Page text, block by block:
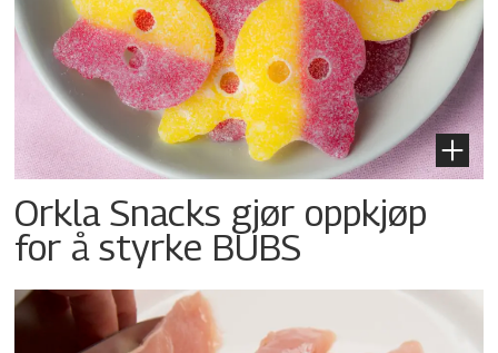
Orkla Snacks gjør oppkjøp
for å styrke BUBS